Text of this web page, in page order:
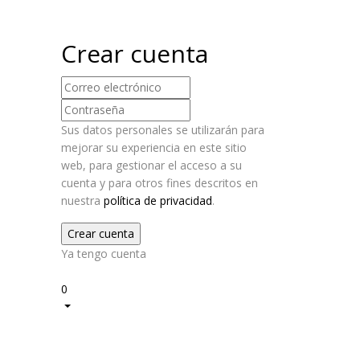
Crear cuenta
Sus datos personales se utilizarán para
mejorar su experiencia en este sitio
web, para gestionar el acceso a su
cuenta y para otros fines descritos en
nuestra política de privacidad.
Ya tengo cuenta
0